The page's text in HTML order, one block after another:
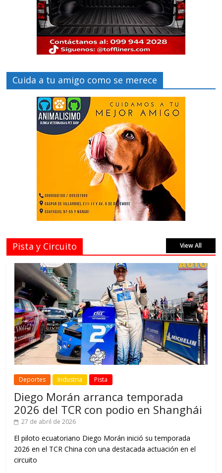
Cuida a tu amigo como se merece
Pista y Circuito View All
Deportes Industria Pista
Diego Morán arranca temporada
2026 del TCR con podio en Shanghái
27 de abril de 2026
El piloto ecuatoriano Diego Morán inició su temporada
2026 en el TCR China con una destacada actuación en el
circuito